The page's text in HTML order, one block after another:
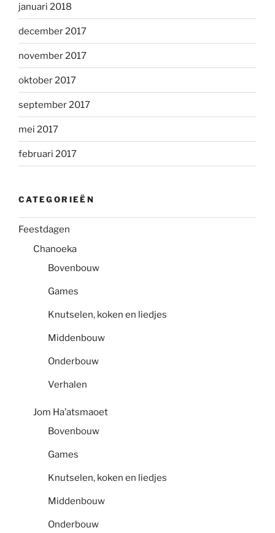
januari 2018
december 2017
november 2017
oktober 2017
september 2017
mei 2017
februari 2017
CATEGORIEËN
Feestdagen
Chanoeka
Bovenbouw
Games
Knutselen, koken en liedjes
Middenbouw
Onderbouw
Verhalen
Jom Ha’atsmaoet
Bovenbouw
Games
Knutselen, koken en liedjes
Middenbouw
Onderbouw